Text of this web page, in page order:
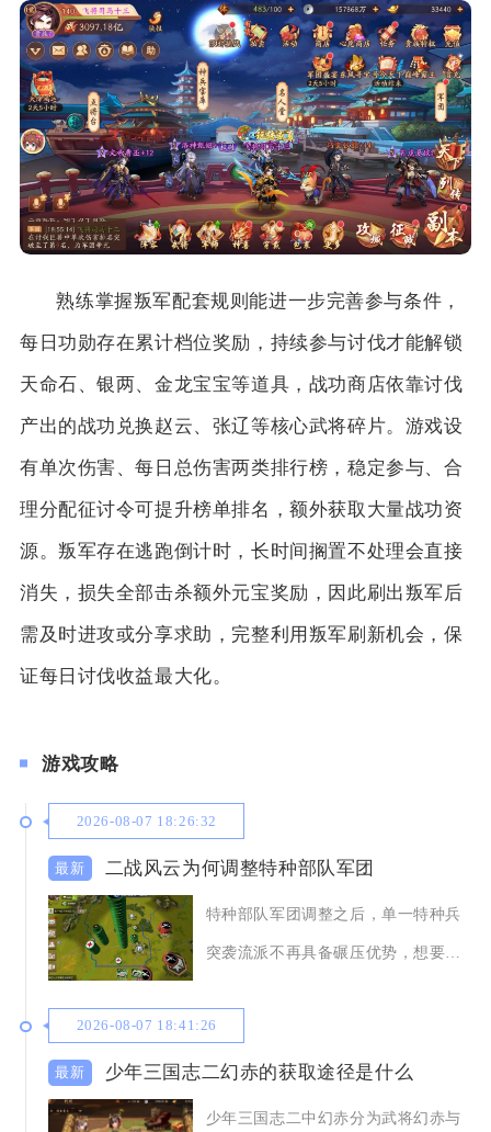
熟练掌握叛军配套规则能进一步完善参与条件，
每日功勋存在累计档位奖励，持续参与讨伐才能解锁
天命石、银两、金龙宝宝等道具，战功商店依靠讨伐
产出的战功兑换赵云、张辽等核心武将碎片。游戏设
有单次伤害、每日总伤害两类排行榜，稳定参与、合
理分配征讨令可提升榜单排名，额外获取大量战功资
源。叛军存在逃跑倒计时，长时间搁置不处理会直接
消失，损失全部击杀额外元宝奖励，因此刷出叛军后
需及时进攻或分享求助，完整利用叛军刷新机会，保
证每日讨伐收益最大化。
游戏攻略
2026-08-07 18:26:32
二战风云为何调整特种部队军团
特种部队军团调整之后，单一特种兵
突袭流派不再具备碾压优势，想要发
2026-08-07 18:41:26
少年三国志二幻赤的获取途径是什么
少年三国志二中幻赤分为武将幻赤与